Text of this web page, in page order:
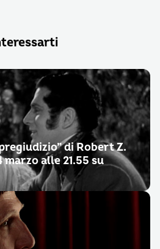
di Robert Z.
marzo alle 21.55 su